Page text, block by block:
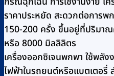
ราคาประหยัด สะดวกต่อการ
150-200 ครั้ง ขึ้นอยู่ที่ปริมา
หรือ 8000 มิลลิลิตร
เครื่องออกซิเจนพกพา ใช้พลัง
ไฟฟ้าในรถยนต์หรือแบตเตอรี่